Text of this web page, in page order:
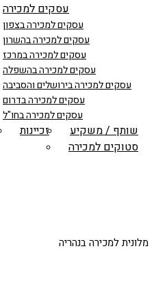
עסקים למכירה
עסקים למכירה בצפון
עסקים למכירה בהשרון
עסקים למכירה במרכז
עסקים למכירה בהשפלה
עסקים למכירה בירושלים והסביבה
עסקים למכירה בדרום
עסקים למכירה בחו"ל
שותף / משקיע זכיינות
סטוקים למכירה
מלונית למכירה בנהריה